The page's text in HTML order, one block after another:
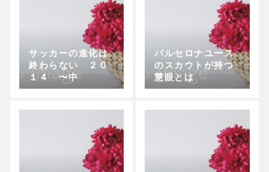
サッカーの進化は
終わらない ２０
１４ 〜中
バルセロナユース
のスカウトが持つ
慧眼とは